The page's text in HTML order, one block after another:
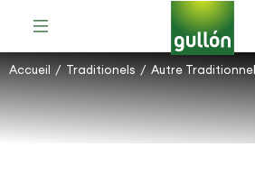
Vous êtes ici :
Accueil Traditionels Autre Traditionnel